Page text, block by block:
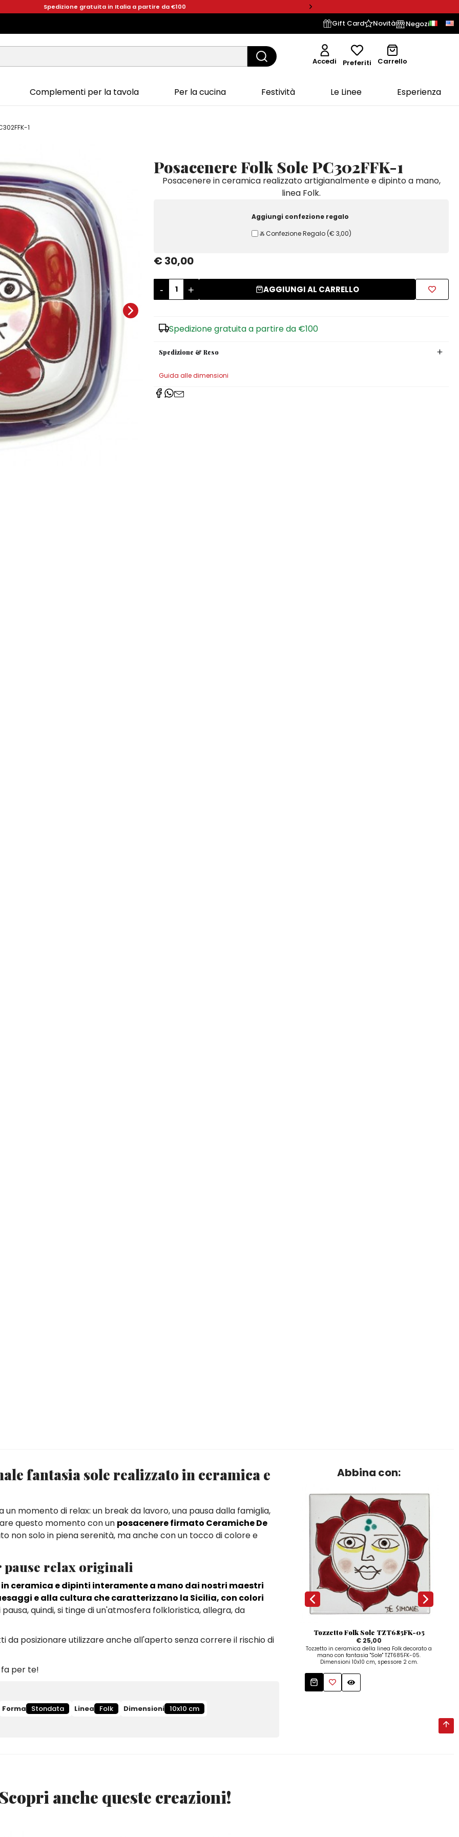
Spedizione gratuita in Italia a partire da €100
Gift Card Novità Negozi
Accedi Preferiti Carrello
Complementi per la tavola Per la cucina Festività Le Linee Esperienza
1
Posacenere Folk Sole PC302FFK-1
Posacenere in ceramica realizzato artigianalmente e dipinto a mano,
linea Folk.
Aggiungi confezione regalo
Ⰶ Confezione Regalo (€ 3,00)
€ 30,00
- + AGGIUNGI AL CARRELLO
Spedizione gratuita a partire da €100
Spedizione & Reso
Guida alle dimensioni
fantasia sole realizzato in ceramica e
momento di relax: un break da lavoro, una pausa dalla famiglia,
questo momento con un posacenere firmato Ceramiche De
non solo in piena serenità, ma anche con un tocco di colore e
relax originali
ceramica e dipinti interamente a mano dai nostri maestri
e alla cultura che caratterizzano la Sicilia, con colori
pausa, quindi, si tinge di un'atmosfera folkloristica, allegra, da
da posizionare utilizzare anche all'aperto senza correre il rischio di
fa per te!
Forma Stondata Linea Folk Dimensioni 10x10 cm
Abbina con:
Tozzetto Folk Sole TZT685FK-05
€ 25,00
Tozzetto in ceramica della linea Folk decorato a
mano con fantasia "Sole" TZT685FK-05.
Dimensioni 10x10 cm, spessore 2 cm.
Scopri anche queste creazioni!